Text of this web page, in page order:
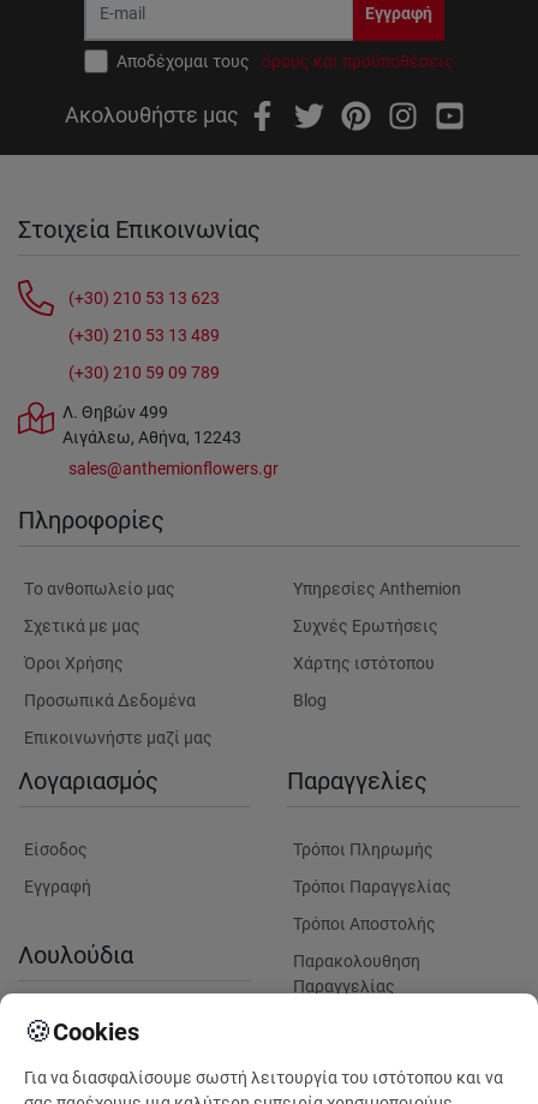
Εγγραφή
Αποδέχομαι τους όρους και προϋποθέσεις
Ακολουθήστε μας
Στοιχεία Επικοινωνίας
(+30) 210 53 13 623
(+30) 210 53 13 489
(+30) 210 59 09 789
Λ. Θηβών 499
Αιγάλεω, Αθήνα, 12243
sales@anthemionflowers.gr
Πληροφορίες
Tο ανθοπωλείο μας
Σχετικά με μας
Όροι Χρήσης
Προσωπικά Δεδομένα
Επικοινωνήστε μαζί μας
Υπηρεσίες Anthemion
Συχνές Ερωτήσεις
Χάρτης ιστότοπου
Blog
Λογαριασμός
Είσοδος
Εγγραφή
Λουλούδια
Πληροφορίες Λουλουδιών
μαιευτήρια για γέννηση
Παραγγελίες
Τρόποι Πληρωμής
Τρόποι Παραγγελίας
Τρόποι Αποστολής
Παρακολουθηση
Παραγγελίας
🍪Cookies
Για να διασφαλίσουμε σωστή λειτουργία του ιστότοπου και να